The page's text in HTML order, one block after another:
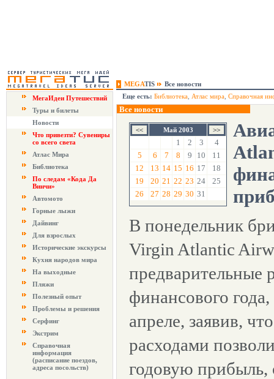
MEGATIS
Все новости
МегаИдеи Путешествий
Туры и билеты
Новости
Что привезти? Сувениры
со всего света
Атлас Мира
Библиотека
По следам «Кода Да
Винчи»
Автомото
Горные лыжи
Дайвинг
Для взрослых
Исторические экскурсы
Кухня народов мира
На выходные
Пляжи
Полезный опыт
Проблемы и решения
Серфинг
Экстрим
Справочная
информация
(расписание поездов,
адреса посольств)
Еще есть: Библиотека Атлас мира Справочная
Все новости
Май 2003
1 2 3
4
5
6 7 8 9 10
11
12
13 14 15 16 17
18
19
20 21 22 23 24
25
26
27 28 29 30 31
В понедельник
Virgin Atlantic
предварительные
финансового
апреле, заявив,
расходами
годовую прибыль,